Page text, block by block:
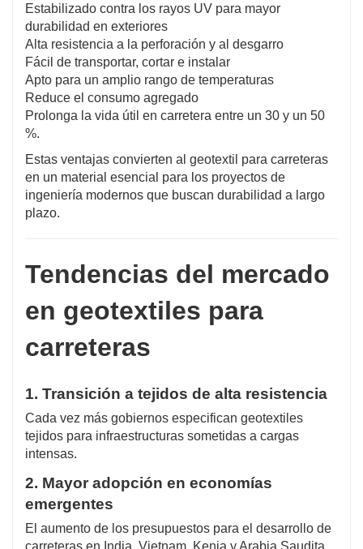
Estabilizado contra los rayos UV para mayor
durabilidad en exteriores
Alta resistencia a la perforación y al desgarro
Fácil de transportar, cortar e instalar
Apto para un amplio rango de temperaturas
Reduce el consumo agregado
Prolonga la vida útil en carretera entre un 30 y un 50
%.
Estas ventajas convierten al geotextil para carreteras
en un material esencial para los proyectos de
ingeniería modernos que buscan durabilidad a largo
plazo.
Tendencias del mercado
en geotextiles para
carreteras
1. Transición a tejidos de alta resistencia
Cada vez más gobiernos especifican geotextiles
tejidos para infraestructuras sometidas a cargas
intensas.
2. Mayor adopción en economías
emergentes
El aumento de los presupuestos para el desarrollo de
carreteras en India, Vietnam, Kenia y Arabia Saudita